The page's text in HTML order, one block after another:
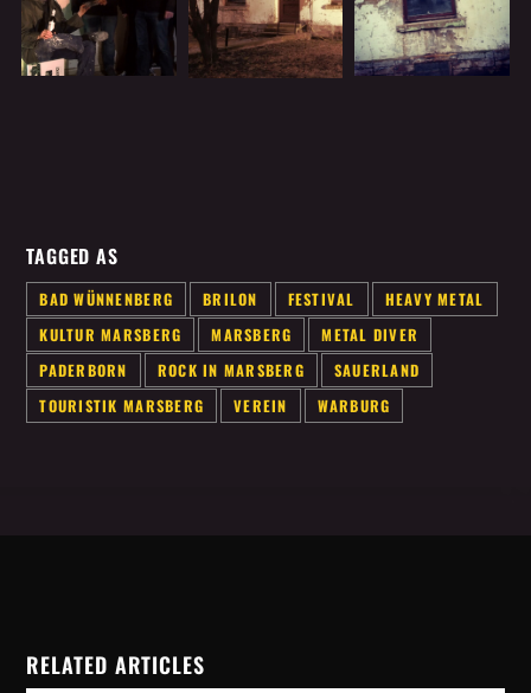
TAGGED AS
BAD WÜNNENBERG BRILON FESTIVAL
HEAVY METAL
KULTUR MARSBERG
MARSBERG
METAL DIVER
PADERBORN
ROCK IN MARSBERG
SAUERLAND
TOURISTIK MARSBERG
VEREIN WARBURG
RELATED ARTICLES